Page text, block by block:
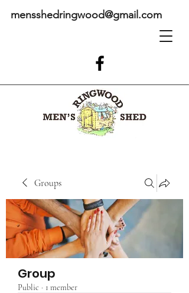
mensshedringwood@gmail.com
Groups
Group
Public · 1 member